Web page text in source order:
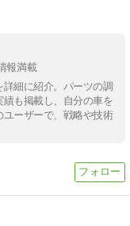
報満載
細に紹介。パーツの調
も掲載し、自分の車を
ーザーで、戦略や技術